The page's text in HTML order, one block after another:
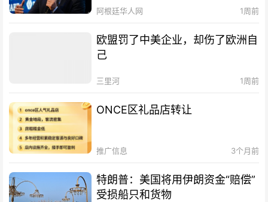
阿根廷华人网 1周前
欧盟罚了中美企业，却伤了欧洲自
己
三里河 1周前
ONCE区礼品店转让
推广信息 3个月前
特朗普：美国将用伊朗资金“赔偿”
受损船只和货物